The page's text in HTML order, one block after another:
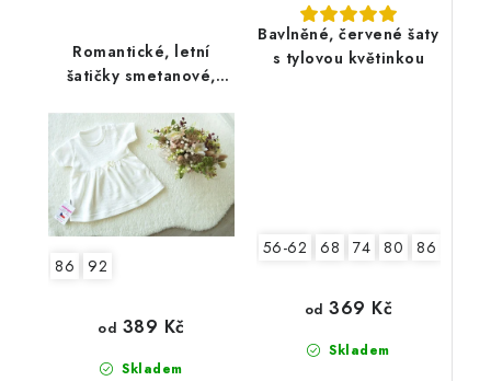
Romantické, letní
šatičky smetanové,
motýlek
86 92
Skladem
od 389 Kč
Bavlněné, červené šaty
s tylovou květinkou
56-62 68 74 80 86
Skladem
od 369 Kč